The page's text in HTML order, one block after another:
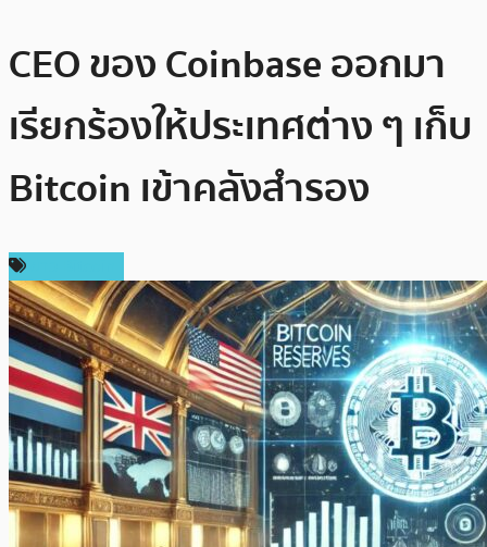
CEO ของ Coinbase ออกมา
เรียกร้องให้ประเทศต่าง ๆ เก็บ
Bitcoin เข้าคลังสำรอง